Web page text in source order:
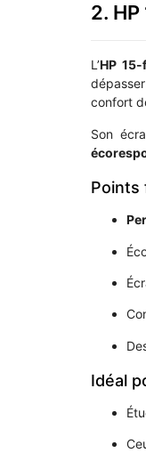
2.
L’HP
confort
Son
Points
Idéal